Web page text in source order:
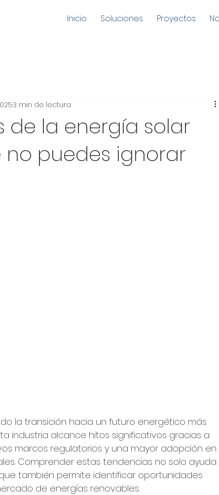
Inicio Soluciones Proyectos
de la energía solar
puedes ignorar
3 min de lectura
la transición hacia un futuro energético más
industria alcance hitos significativos gracias a
marcos regulatorios y una mayor adopción en
Comprender estas tendencias no solo ayuda
también permite identificar oportunidades
de energías renovables.